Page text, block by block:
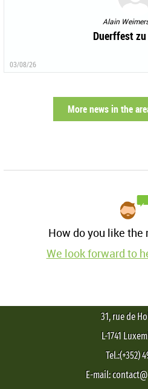
Alain
Duerffest
03/08/26
More news in the
How do you like
We look forward to
31, rue de
L-1741
Tel.:(+352)
E-mail: